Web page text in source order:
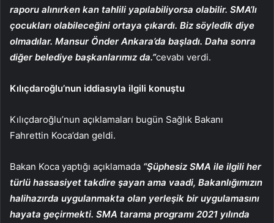
raporu alınırken kan tahlili yapılabiliyorsa olabilir. SMA’lı
çocukları olabileceğini ortaya çıkardı. Biz söyledik diye
olmadılar. Mansur Önder Ankara’da başladı. Daha sonra
diğer belediye başkanlarımız da.”cevabı verdi.
Kılıçdaroğlu’nun iddiasıyla ilgili konuştu
Kılıçdaroğlu’nun açıklamaları bugün Sağlık Bakanı
Fahrettin Koca’dan geldi.
Bakan Koca yaptığı açıklamada “Şüphesiz SMA ile ilgili her
türlü hassasiyet takdire şayan ama vaadi, Bakanlığımızın
halihazırda uygulanmakta olan yerleşik bir uygulamasını
hayata geçirmekti. SMA tarama programı 2021 yılında